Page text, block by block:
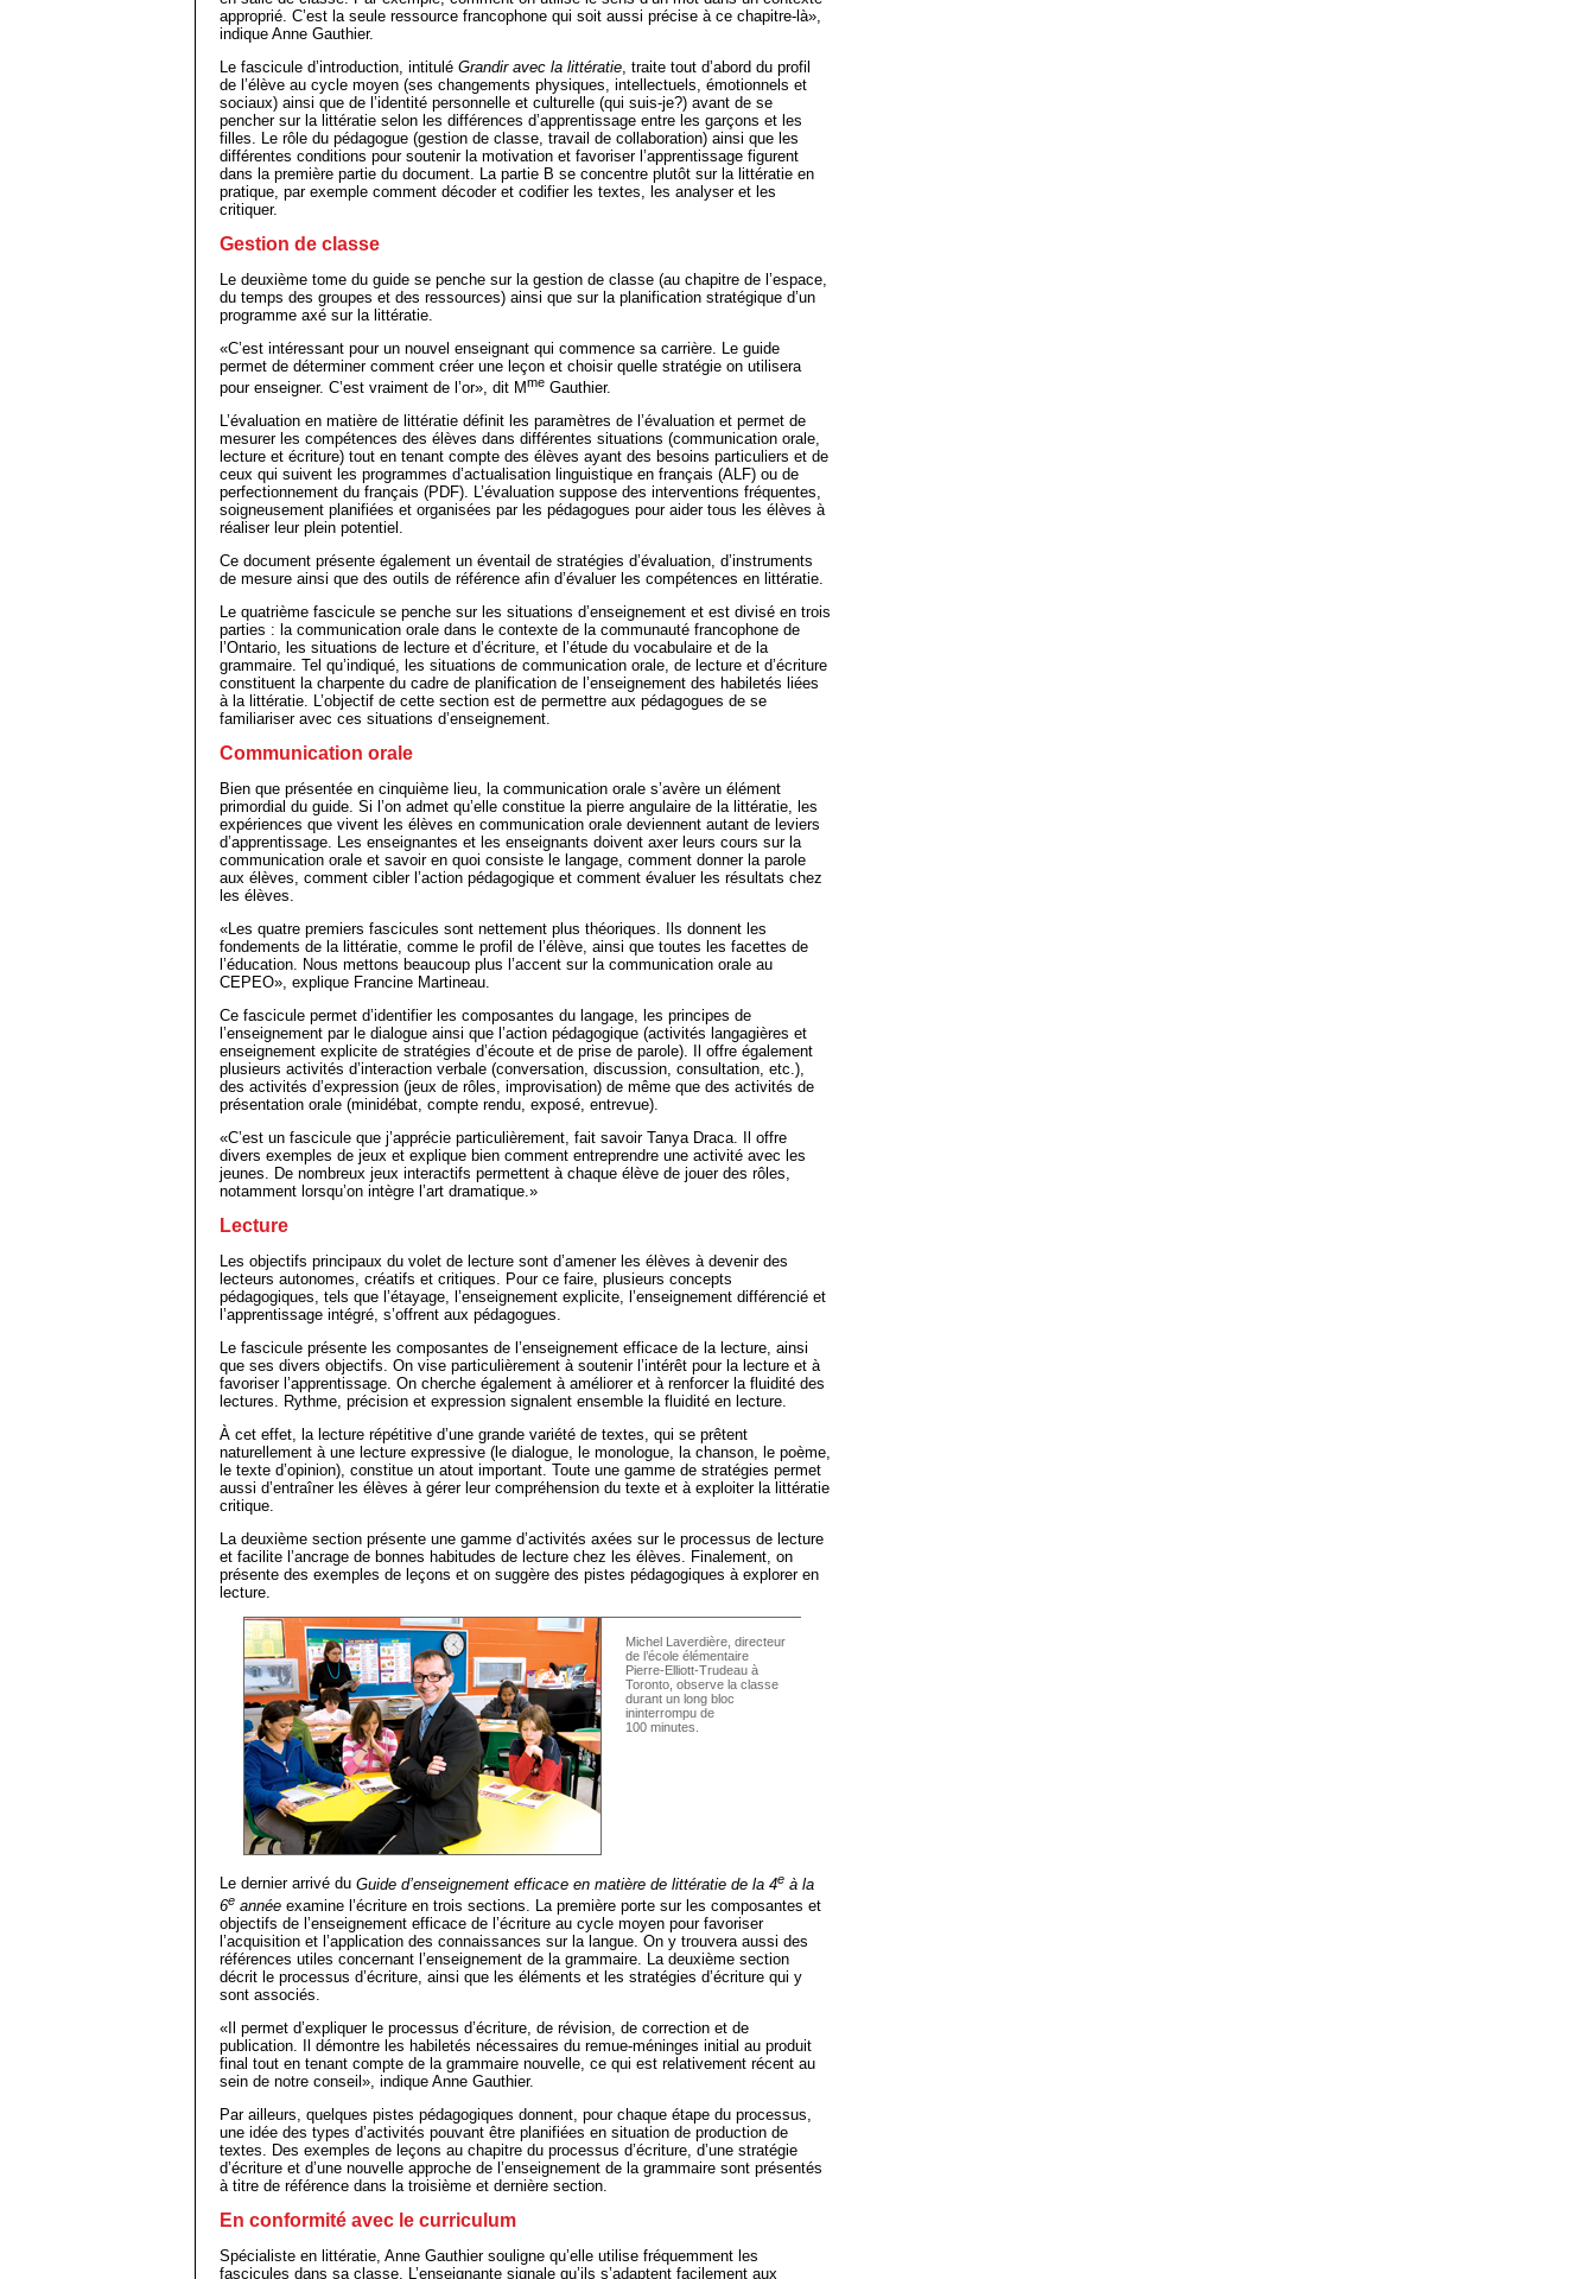
approprié. C’est la seule ressource francophone qui soit aussi précise à ce chapitre-là»,
indique Anne Gauthier.
Le fascicule d’introduction, intitulé Grandir avec la littératie , traite tout d’abord du profil
de l’élève au cycle moyen (ses changements physiques, intellectuels, émotionnels et
sociaux) ainsi que de l’identité personnelle et culturelle (qui suis-je?) avant de se
pencher sur la littératie selon les différences d’apprentissage entre les garçons et les
filles. Le rôle du pédagogue (gestion de classe, travail de collaboration) ainsi que les
différentes conditions pour soutenir la motivation et favoriser l’apprentissage figurent
dans la première partie du document. La partie B se concentre plutôt sur la littératie en
pratique, par exemple comment décoder et codifier les textes, les analyser et les
critiquer.
Gestion de classe
Le deuxième tome du guide se penche sur la gestion de classe (au chapitre de l’espace,
du temps des groupes et des ressources) ainsi que sur la planification stratégique d’un
programme axé sur la littératie.
«C’est intéressant pour un nouvel enseignant qui commence sa carrière. Le guide
permet de déterminer comment créer une leçon et choisir quelle stratégie on utilisera
pour enseigner. C’est vraiment de l’or», dit Mme Gauthier.
L’évaluation en matière de littératie définit les paramètres de l’évaluation et permet de
mesurer les compétences des élèves dans différentes situations (communication orale,
lecture et écriture) tout en tenant compte des élèves ayant des besoins particuliers et de
ceux qui suivent les programmes d’actualisation linguistique en français (ALF) ou de
perfectionnement du français (PDF). L’évaluation suppose des interventions fréquentes,
soigneusement planifiées et organisées par les pédagogues pour aider tous les élèves à
réaliser leur plein potentiel.
Ce document présente également un éventail de stratégies d’évaluation, d’instruments
de mesure ainsi que des outils de référence afin d’évaluer les compétences en littératie.
Le quatrième fascicule se penche sur les situations d’enseignement et est divisé en trois
parties : la communication orale dans le contexte de la communauté francophone de
l’Ontario, les situations de lecture et d’écriture, et l’étude du vocabulaire et de la
grammaire. Tel qu’indiqué, les situations de communication orale, de lecture et d’écriture
constituent la charpente du cadre de planification de l’enseignement des habiletés liées
à la littératie. L’objectif de cette section est de permettre aux pédagogues de se
familiariser avec ces situations d’enseignement.
Communication orale
Bien que présentée en cinquième lieu, la communication orale s’avère un élément
primordial du guide. Si l’on admet qu’elle constitue la pierre angulaire de la littératie, les
expériences que vivent les élèves en communication orale deviennent autant de leviers
d’apprentissage. Les enseignantes et les enseignants doivent axer leurs cours sur la
communication orale et savoir en quoi consiste le langage, comment donner la parole
aux élèves, comment cibler l’action pédagogique et comment évaluer les résultats chez
les élèves.
«Les quatre premiers fascicules sont nettement plus théoriques. Ils donnent les
fondements de la littératie, comme le profil de l’élève, ainsi que toutes les facettes de
l’éducation. Nous mettons beaucoup plus l’accent sur la communication orale au
CEPEO», explique Francine Martineau.
Ce fascicule permet d’identifier les composantes du langage, les principes de
l’enseignement par le dialogue ainsi que l’action pédagogique (activités langagières et
enseignement explicite de stratégies d’écoute et de prise de parole). Il offre également
plusieurs activités d’interaction verbale (conversation, discussion, consultation, etc.),
des activités d’expression (jeux de rôles, improvisation) de même que des activités de
présentation orale (minidébat, compte rendu, exposé, entrevue).
«C’est un fascicule que j’apprécie particulièrement, fait savoir Tanya Draca. Il offre
divers exemples de jeux et explique bien comment entreprendre une activité avec les
jeunes. De nombreux jeux interactifs permettent à chaque élève de jouer des rôles,
notamment lorsqu’on intègre l’art dramatique.»
Lecture
Les objectifs principaux du volet de lecture sont d’amener les élèves à devenir des
lecteurs autonomes, créatifs et critiques. Pour ce faire, plusieurs concepts
pédagogiques, tels que l’étayage, l’enseignement explicite, l’enseignement différencié et
l’apprentissage intégré, s’offrent aux pédagogues.
Le fascicule présente les composantes de l’enseignement efficace de la lecture, ainsi
que ses divers objectifs. On vise particulièrement à soutenir l’intérêt pour la lecture et à
favoriser l’apprentissage. On cherche également à améliorer et à renforcer la fluidité des
lectures. Rythme, précision et expression signalent ensemble la fluidité en lecture.
À cet effet, la lecture répétitive d’une grande variété de textes, qui se prêtent
naturellement à une lecture expressive (le dialogue, le monologue, la chanson, le poème,
le texte d’opinion), constitue un atout important. Toute une gamme de stratégies permet
aussi d’entraîner les élèves à gérer leur compréhension du texte et à exploiter la littératie
critique.
La deuxième section présente une gamme d’activités axées sur le processus de lecture
et facilite l’ancrage de bonnes habitudes de lecture chez les élèves. Finalement, on
présente des exemples de leçons et on suggère des pistes pédagogiques à explorer en
lecture.
Michel Laverdière, directeur
de l’école élémentaire
Pierre-Elliott-Trudeau à
Toronto, observe la classe
durant un long bloc
ininterrompu de
100 minutes.
Le dernier arrivé du Guide d’enseignement efficace en matière de littératie de la 4e à la
6e année examine l’écriture en trois sections. La première porte sur les composantes et
objectifs de l’enseignement efficace de l’écriture au cycle moyen pour favoriser
l’acquisition et l’application des connaissances sur la langue. On y trouvera aussi des
références utiles concernant l’enseignement de la grammaire. La deuxième section
décrit le processus d’écriture, ainsi que les éléments et les stratégies d’écriture qui y
sont associés.
«Il permet d’expliquer le processus d’écriture, de révision, de correction et de
publication. Il démontre les habiletés nécessaires du remue-méninges initial au produit
final tout en tenant compte de la grammaire nouvelle, ce qui est relativement récent au
sein de notre conseil», indique Anne Gauthier.
Par ailleurs, quelques pistes pédagogiques donnent, pour chaque étape du processus,
une idée des types d’activités pouvant être planifiées en situation de production de
textes. Des exemples de leçons au chapitre du processus d’écriture, d’une stratégie
d’écriture et d’une nouvelle approche de l’enseignement de la grammaire sont présentés
à titre de référence dans la troisième et dernière section.
En conformité avec le curriculum
Spécialiste en littératie, Anne Gauthier souligne qu’elle utilise fréquemment les
fascicules dans sa classe. L’enseignante signale qu’ils s’adaptent facilement aux